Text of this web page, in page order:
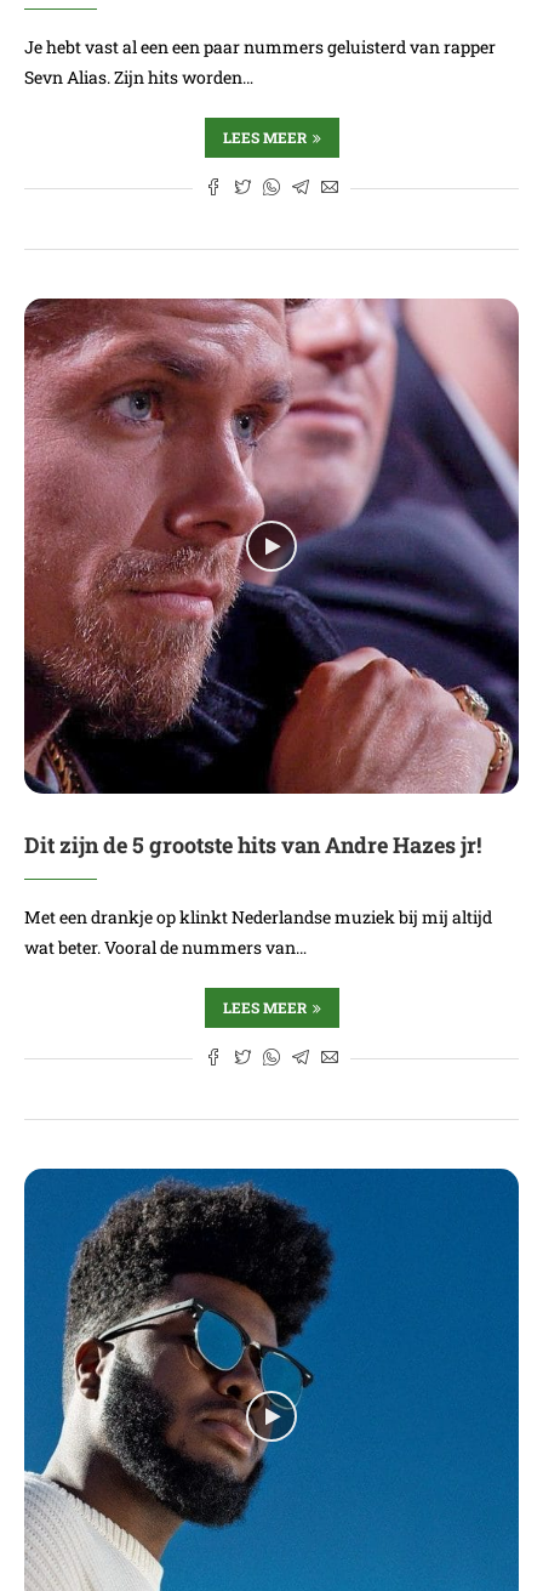
Je hebt vast al een een paar nummers geluisterd van rapper
Sevn Alias. Zijn hits worden…
LEES MEER
Dit zijn de 5 grootste hits van Andre Hazes jr!
Met een drankje op klinkt Nederlandse muziek bij mij altijd
wat beter. Vooral de nummers van…
LEES MEER